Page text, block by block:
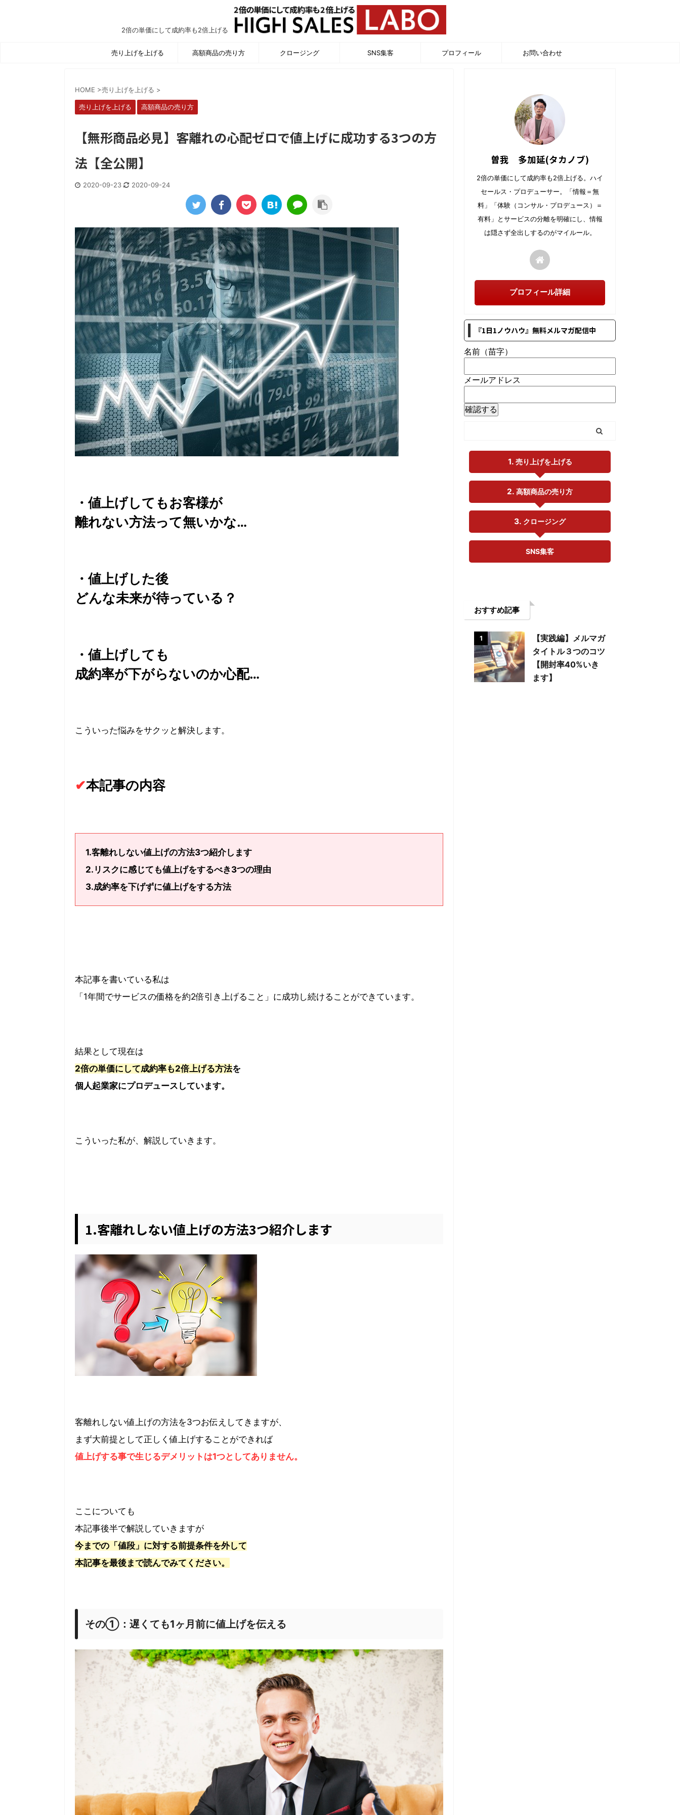
2倍の単価にして成約率も2倍上げる
売り上げを上げる 高額商品の売り方 クロージング SNS集客 プロフィール お問い合わせ
HOME >売り上げを上げる >
売り上げを上げる 高額商品の売り方
【無形商品必見】客離れの心配ゼロで値上げに成功する3つの方
法【全公開】
2020-09-23 2020-09-24
・値上げしてもお客様が
離れない方法って無いかな…
・値上げした後
どんな未来が待っている？
・値上げしても
成約率が下がらないのか心配…
こういった悩みをサクッと解決します。
✔︎本記事の内容
1.客離れしない値上げの方法3つ紹介します
2.リスクに感じても値上げをするべき3つの理由
3.成約率を下げずに値上げをする方法
本記事を書いている私は
「1年間でサービスの価格を約2倍引き上げること」に成功し続けることができています。
結果として現在は
2倍の単価にして成約率も2倍上げる方法を
個人起業家にプロデュースしています。
こういった私が、解説していきます。
1.客離れしない値上げの方法3つ紹介します
客離れしない値上げの方法を3つお伝えしてきますが、
まず大前提として正しく値上げすることができれば
値上げする事で生じるデメリットは1つとしてありません。
ここについても
本記事後半で解説していきますが
今までの「値段」に対する前提条件を外して
本記事を最後まで読んでみてください。
その①：遅くても1ヶ月前に値上げを伝える
曽我 多加延(タカノブ)
2倍の単価にして成約率も2倍上げる。ハイ
セールス・プロデューサー。「情報＝無
料」「体験（コンサル・プロデュース）＝
有料」とサービスの分離を明確にし、情報
は隠さず全出しするのがマイルール。
プロフィール詳細
『1日1ノウハウ』無料メルマガ配信中
名前（苗字）
メールアドレス
売り上げを上げる
高額商品の売り方
クロージング
SNS集客
おすすめ記事
1
【実践編】メルマガ
タイトル３つのコツ
【開封率40%いき
ます】